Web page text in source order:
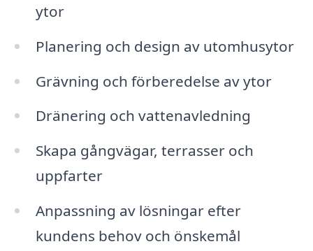
ytor
Planering och design av utomhusytor
Grävning och förberedelse av ytor
Dränering och vattenavledning
Skapa gångvägar, terrasser och
uppfarter
Anpassning av lösningar efter
kundens behov och önskemål